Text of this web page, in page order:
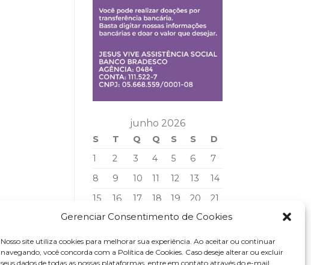
Gerenciar Consentimento de Cookies
Nosso site utiliza cookies para melhorar sua experiência. Ao aceitar ou continuar
navegando, você concorda com a Política de Cookies. Caso deseje alterar ou excluir
seus dados de todas as nossas plataformas, entre em contato através do e-mail
4
para
junho 2026
S T Q Q S S
D
1
2 3 4 5 6
7
8
9 10 11 12 13
14
15
16 17 18 19 20
21
22
23 24 25 26 27
28
29
30